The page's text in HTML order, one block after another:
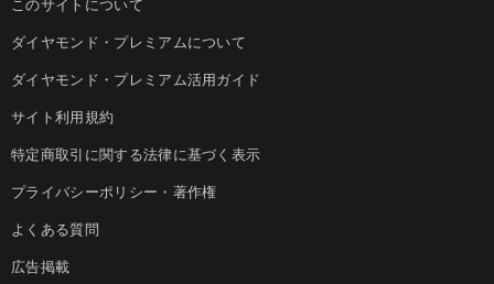
このサイトについて
ダイヤモンド・プレミアムについて
ダイヤモンド・プレミアム活用ガイド
サイト利用規約
特定商取引に関する法律に基づく表示
プライバシーポリシー・著作権
よくある質問
広告掲載